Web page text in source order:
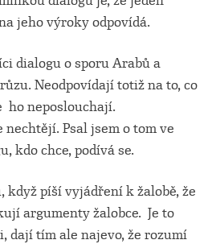
jeho výroky odpovídá.
dialogu o sporu Arabů a
Neodpovídají totiž na to, co
ho neposlouchají.
Psal jsem o tom ve
kdo chce, podívá se.
když píší vyjádření k žalobě, že
argumenty žalobce. Je to
dají tím ale najevo, že rozumí